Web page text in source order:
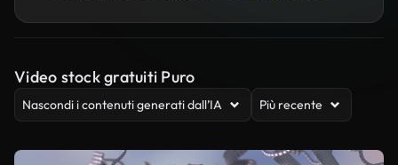
Video stock gratuiti Puro
Nascondi i contenuti generati dall’IA Più recente